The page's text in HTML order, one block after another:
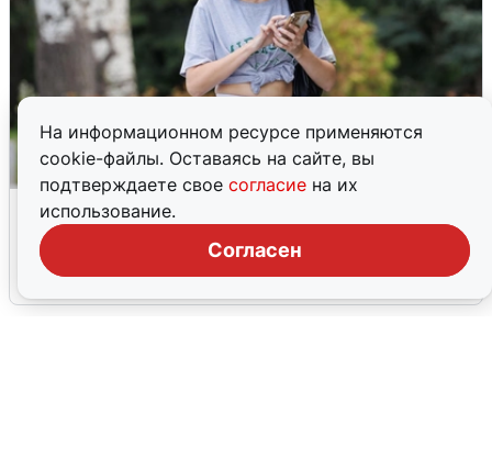
На информационном ресурсе применяются
cookie-файлы. Оставаясь на сайте, вы
подтверждаете свое согласие на их
использование.
Согласен
Волгоградцы остались без
мобильного интернета
6 августа 0